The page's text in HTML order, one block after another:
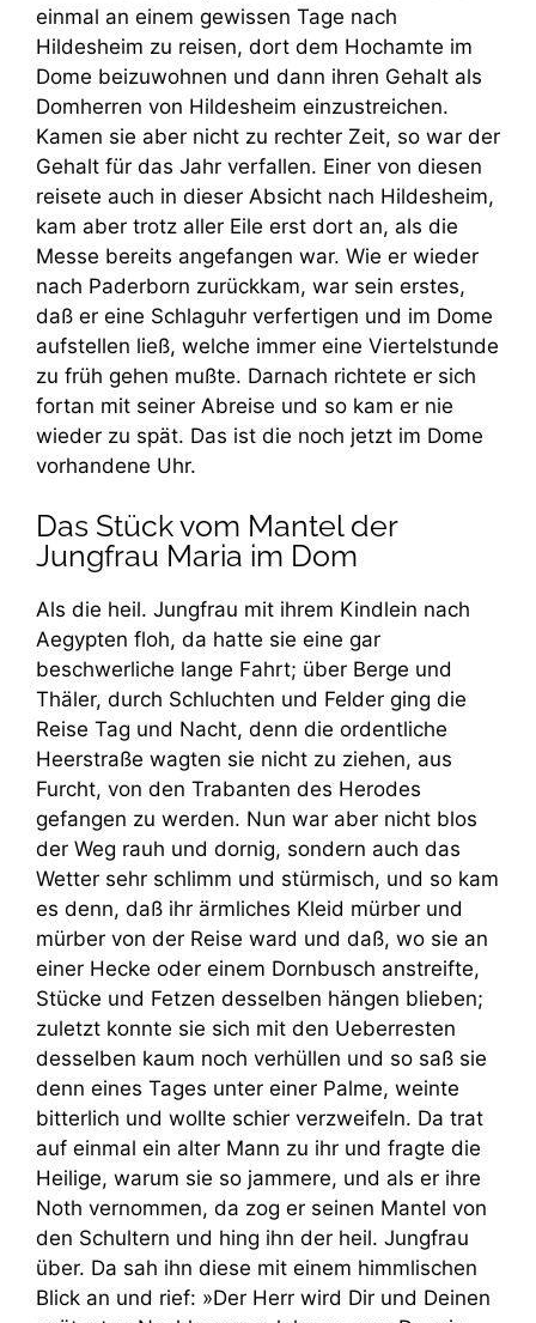
einmal an einem gewissen Tage nach
Hildesheim zu reisen, dort dem Hochamte im
Dome beizuwohnen und dann ihren Gehalt als
Domherren von Hildesheim einzustreichen.
Kamen sie aber nicht zu rechter Zeit, so war der
Gehalt für das Jahr verfallen. Einer von diesen
reisete auch in dieser Absicht nach Hildesheim,
kam aber trotz aller Eile erst dort an, als die
Messe bereits angefangen war. Wie er wieder
nach Paderborn zurückkam, war sein erstes,
daß er eine Schlaguhr verfertigen und im Dome
aufstellen ließ, welche immer eine Viertelstunde
zu früh gehen mußte. Darnach richtete er sich
fortan mit seiner Abreise und so kam er nie
wieder zu spät. Das ist die noch jetzt im Dome
vorhandene Uhr.
Das Stück vom Mantel der
Jungfrau Maria im Dom
Als die heil. Jungfrau mit ihrem Kindlein nach
Aegypten floh, da hatte sie eine gar
beschwerliche lange Fahrt; über Berge und
Thäler, durch Schluchten und Felder ging die
Reise Tag und Nacht, denn die ordentliche
Heerstraße wagten sie nicht zu ziehen, aus
Furcht, von den Trabanten des Herodes
gefangen zu werden. Nun war aber nicht blos
der Weg rauh und dornig, sondern auch das
Wetter sehr schlimm und stürmisch, und so kam
es denn, daß ihr ärmliches Kleid mürber und
mürber von der Reise ward und daß, wo sie an
einer Hecke oder einem Dornbusch anstreifte,
Stücke und Fetzen desselben hängen blieben;
zuletzt konnte sie sich mit den Ueberresten
desselben kaum noch verhüllen und so saß sie
denn eines Tages unter einer Palme, weinte
bitterlich und wollte schier verzweifeln. Da trat
auf einmal ein alter Mann zu ihr und fragte die
Heilige, warum sie so jammere, und als er ihre
Noth vernommen, da zog er seinen Mantel von
den Schultern und hing ihn der heil. Jungfrau
über. Da sah ihn diese mit einem himmlischen
Blick an und rief: »Der Herr wird Dir und Deinen